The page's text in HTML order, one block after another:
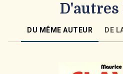
DU MÊME AUTEUR DE